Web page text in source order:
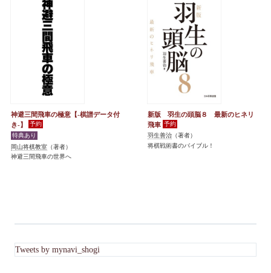
神避三間飛車の極意【-棋譜データ付
き-】
岡山将棋教室 （著者）
神避三間飛車の世界へ
新版 羽生の頭脳８ 最新のヒネリ
飛車
羽生善治 （著者）
将棋戦術書のバイブル！
Tweets by mynavi_shogi